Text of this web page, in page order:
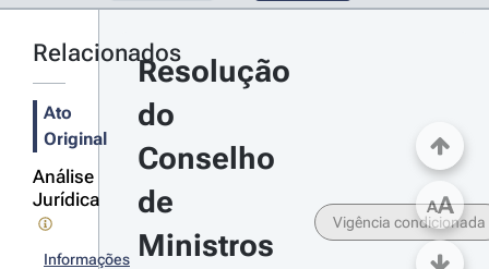
Relacionados
Ato
Original
Análise
Jurídica
Informações
Resolução
do
Conselho
de
Ministros
Vigência condicionada
AA